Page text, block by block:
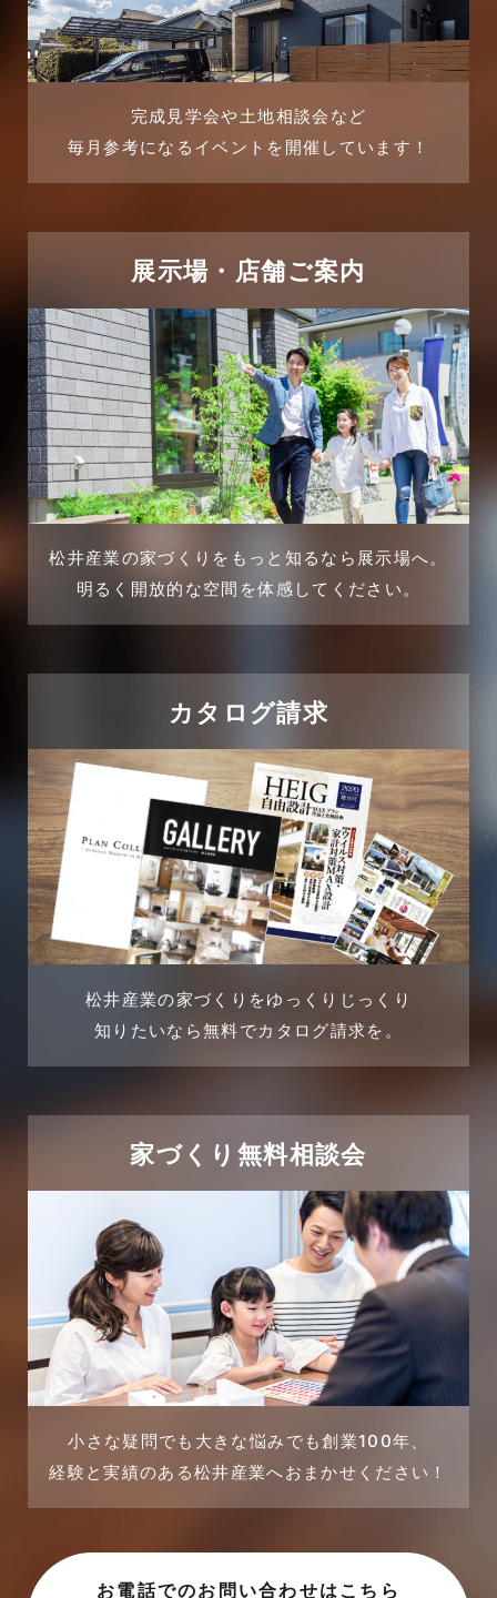
よくある質問
リフォーム-ブログ
三郷中央駅店-ブログ
三郷市
三郷駅前店-ブログ
不動産の基礎知識に関するよくある質問
介護施設経営活用事例
企業誘致事例
住宅に関するよくある質問
商品情報
土地に関するよくある質問
土地活用事例
売買物件
太陽光発電活用事例
市民リフォームサービス
店舗・テナント施工事例
戸建賃貸住宅活用事例
採用情報
未分類
2025年8月
2025年6月
2025年3月
2025年2月
2025年1月
2024年12月
2024年11月
2024年9月
2024年7月
2024年6月
2024年5月
2024年4月
2024年2月
2023年12月
2023年11月
2023年10月
2023年9月
2023年7月
2023年5月
完成見学会や土地相談会など
毎月参考になるイベントを開催しています！
展示場・店舗ご案内
松井産業の家づくりをもっと知るなら展示場へ。
明るく開放的な空間を体感してください。
カタログ請求
松井産業の家づくりをゆっくりじっくり
知りたいなら無料でカタログ請求を。
家づくり無料相談会
小さな疑問でも大きな悩みでも創業100年、
経験と実績のある松井産業へおまかせください！
お電話でのお問い合わせはこちら